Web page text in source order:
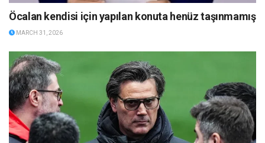
Öcalan kendisi için yapılan konuta henüz taşınmamış
MARCH 31, 2026